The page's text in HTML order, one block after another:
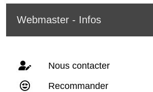
Webmaster - Infos
Nous contacter
Recommander